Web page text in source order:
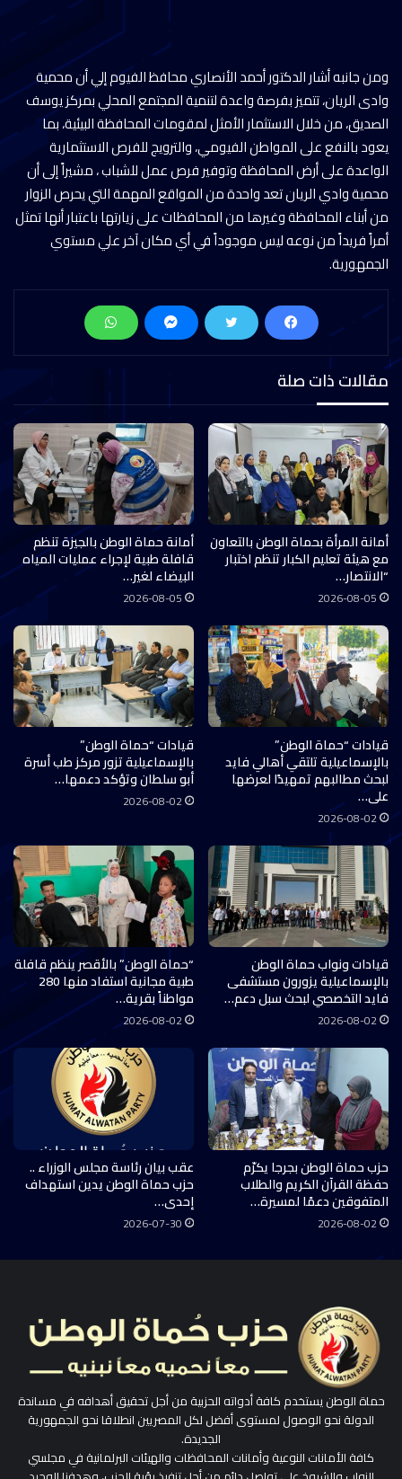
ومن جانبه أشار الدكتور أحمد الأنصاري محافظ الفيوم إلي أن محمية
وادى الريان، تتميز بفرصة واعدة لتنمية المجتمع المحلي بمركز يوسف
الصديق، من خلال الاستثمار الأمثل لمقومات المحافظة البيئية، بما
يعود بالنفع على المواطن الفيومي، والترويج للفرص الاستثمارية
الواعدة على أرض المحافظة وتوفير فرص عمل للشباب ، مشيراً إلى أن
محمية وادي الريان تعد واحدة من المواقع المهمة التي يحرص الزوار
من أبناء المحافظة وغيرها من المحافظات على زيارتها باعتبار أنها تمثل
أمراً فريداً من نوعه ليس موجوداً في أي مكان آخر علي مستوي
الجمهورية.
مقالات ذات صلة
أمانة المرأة بحماة الوطن بالتعاون
مع هيئة تعليم الكبار تنظم اختبار
“الانتصار…
2026-08-05
أمانة حماة الوطن بالجيزة تنظم
قافلة طبية لإجراء عمليات المياه
البيضاء لغير…
2026-08-05
قيادات “حماة الوطن”
بالإسماعيلية تلتقي أهالي فايد
لبحث مطالبهم تمهيدًا لعرضها
على…
2026-08-02
قيادات “حماة الوطن”
بالإسماعيلية تزور مركز طب أسرة
أبو سلطان وتؤكد دعمها…
2026-08-02
قيادات ونواب حماة الوطن
بالإسماعيلية يزورون مستشفى
فايد التخصصي لبحث سبل دعم…
2026-08-02
“حماة الوطن” بالأقصر ينظم قافلة
طبية مجانية استفاد منها 280
مواطناً بقرية…
2026-08-02
حزب حماة الوطن بجرجا يكرّم
حفظة القرآن الكريم والطلاب
المتفوقين دعمًا لمسيرة…
2026-08-02
عقب بيان رئاسة مجلس الوزراء ..
حزب حماة الوطن يدين استهداف
إحدى…
2026-07-30
حماة الوطن يستخدم كافة أدواته الحزبية من أجل تحقيق أهدافه في مساندة
الدولة نحو الوصول لمستوى أفضل لكل المصريين انطلاقا نحو الجمهورية
الجديدة.
كافة الأمانات النوعية وأمانات المحافظات والهيئات البرلمانية في مجلسي